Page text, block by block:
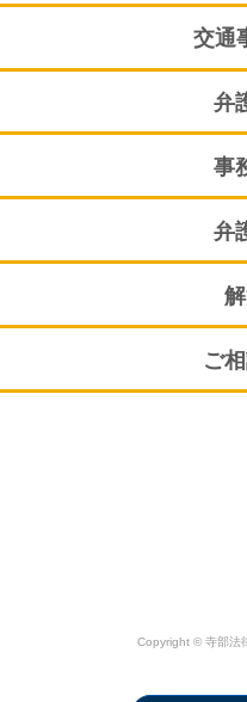
交通
弁
事
弁
ご
Copyright © 寺部法